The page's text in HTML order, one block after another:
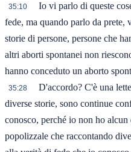
35:10
Io vi parlo di queste
fede, ma quando parlo da
storie di persone, persone che
altri aborti spontanei non
hanno conceduto un aborto
35:28
D'accordo? C'è una
diverse storie, sono continue
conosco, perché io non ho
popolizzale che raccontando